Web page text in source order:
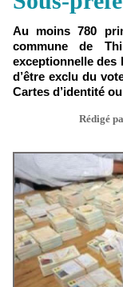
Au moins 780
commune de
exceptionnelle des
d’être exclu du
Cartes d’identité
Rédigé